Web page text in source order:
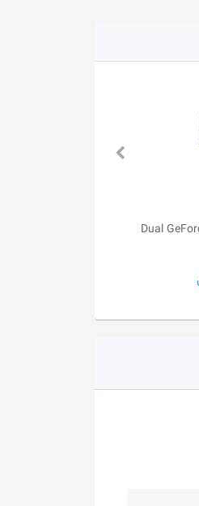
کارت گرافیک ایسوس مدل Prime Radeon